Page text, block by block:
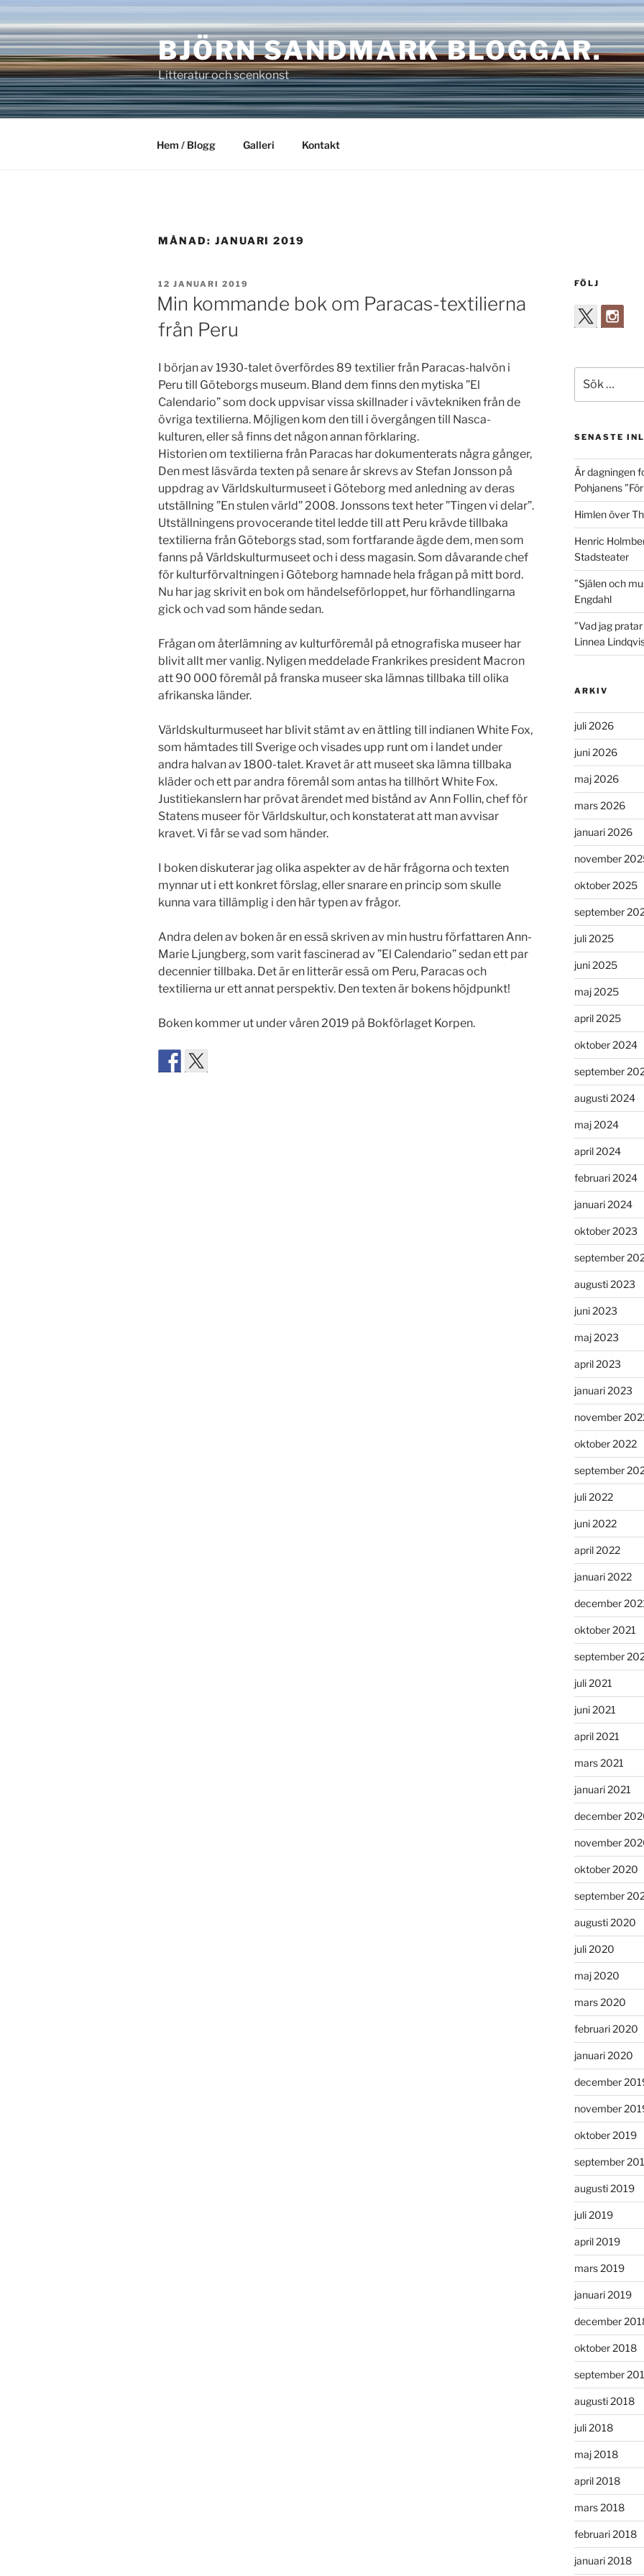
Hoppa
till
innehåll
BJÖRN SANDMARK BLOGGAR.
Litteratur och scenkonst
Hem / Blogg Galleri Kontakt
MÅNAD: JANUARI 2019
PUBLICERAT
12 JANUARI 2019
Min kommande bok om Paracas-textilierna
från Peru
I början av 1930-talet överfördes 89 textilier från Paracas-halvön i
Peru till Göteborgs museum. Bland dem finns den mytiska ”El
Calendario” som dock uppvisar vissa skillnader i vävtekniken från de
övriga textilierna. Möjligen kom den till i övergången till Nasca-
kulturen, eller så finns det någon annan förklaring.
Historien om textilierna från Paracas har dokumenterats några gånger,
Den mest läsvärda texten på senare år skrevs av Stefan Jonsson på
uppdrag av Världskulturmuseet i Göteborg med anledning av deras
utställning ”En stulen värld” 2008. Jonssons text heter ”Tingen vi delar”.
Utställningens provocerande titel ledde till att Peru krävde tillbaka
textilierna från Göteborgs stad, som fortfarande ägde dem, men som
fanns på Världskulturmuseet och i dess magasin. Som dåvarande chef
för kulturförvaltningen i Göteborg hamnade hela frågan på mitt bord.
Nu har jag skrivit en bok om händelseförloppet, hur förhandlingarna
gick och vad som hände sedan.
Frågan om återlämning av kulturföremål på etnografiska museer har
blivit allt mer vanlig. Nyligen meddelade Frankrikes president Macron
att 90 000 föremål på franska museer ska lämnas tillbaka till olika
afrikanska länder.
Världskulturmuseet har blivit stämt av en ättling till indianen White Fox,
som hämtades till Sverige och visades upp runt om i landet under
andra halvan av 1800-talet. Kravet är att museet ska lämna tillbaka
kläder och ett par andra föremål som antas ha tillhört White Fox.
Justitiekanslern har prövat ärendet med bistånd av Ann Follin, chef för
Statens museer för Världskultur, och konstaterat att man avvisar
kravet. Vi får se vad som händer.
I boken diskuterar jag olika aspekter av de här frågorna och texten
mynnar ut i ett konkret förslag, eller snarare en princip som skulle
kunna vara tillämplig i den här typen av frågor.
Andra delen av boken är en essä skriven av min hustru författaren Ann-
Marie Ljungberg, som varit fascinerad av ”El Calendario” sedan ett par
decennier tillbaka. Det är en litterär essä om Peru, Paracas och
textilierna ur ett annat perspektiv. Den texten är bokens höjdpunkt!
Boken kommer ut under våren 2019 på Bokförlaget Korpen.
FÖLJ
efter:
SENASTE
Är dagningen
Pohjanens
Himlen över
Henric
Stadsteater
”Själen och
Engdahl
”Vad jag
Linnea
ARKIV
juli 2026
juni 2026
maj 2026
mars 2026
januari 2026
november
oktober 2025
september
juli 2025
juni 2025
maj 2025
april 2025
oktober 2024
september
augusti 2024
maj 2024
april 2024
februari 2024
januari 2024
oktober 2023
september
augusti 2023
juni 2023
maj 2023
april 2023
januari 2023
november
oktober 2022
september
juli 2022
juni 2022
april 2022
januari 2022
december
oktober 2021
september
juli 2021
juni 2021
april 2021
mars 2021
januari 2021
december
november
oktober 2020
september
augusti 2020
juli 2020
maj 2020
mars 2020
februari 2020
januari 2020
december
november
oktober 2019
september
augusti 2019
juli 2019
april 2019
mars 2019
januari 2019
december
oktober 2018
september
augusti 2018
juli 2018
maj 2018
april 2018
mars 2018
februari 2018
januari 2018